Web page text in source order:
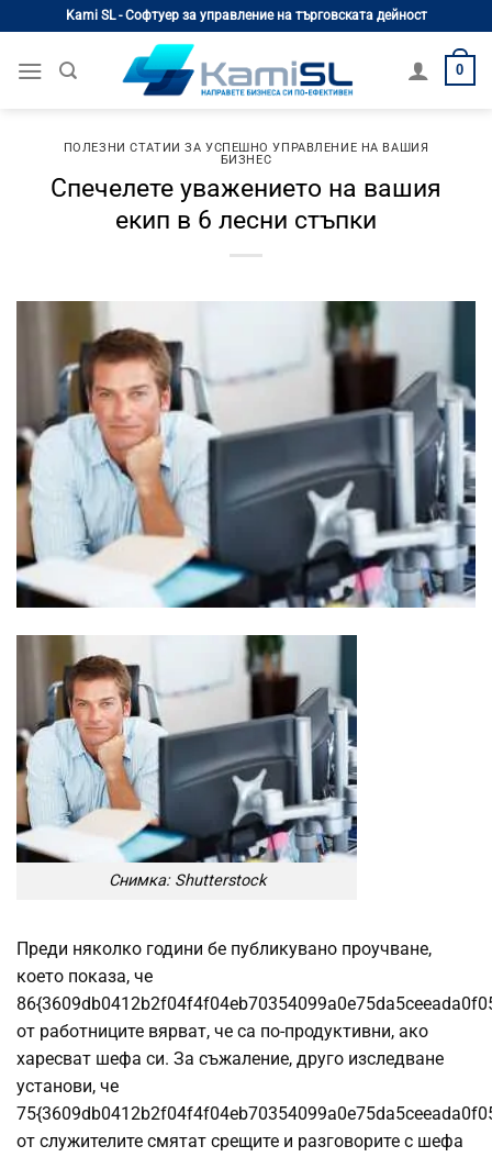
content
Kami SL - Софтуер за управление на търговската дейност
0
ПОЛЕЗНИ СТАТИИ ЗА УСПЕШНО УПРАВЛЕНИЕ НА ВАШИЯ
БИЗНЕС
Спечелете уважението на вашия
екип в 6 лесни стъпки
Снимка: Shutterstock
Преди няколко години бе публикувано проучване,
което показа, че
от работниците вярват, че са по-продуктивни, ако
харесват шефа си. За съжаление, друго изследване
установи, че
от служителите смятат срещите и разговорите с шефа